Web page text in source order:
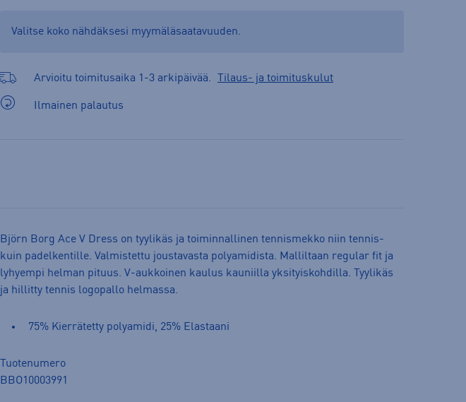
Valitse koko nähdäksesi myymäläsaatavuuden.
Arvioitu toimitusaika 1-3 arkipäivää. Tilaus- ja toimituskulut
Ilmainen palautus
Björn Borg Ace V Dress on tyylikäs ja toiminnallinen tennismekko niin tennis-
kuin padelkentille. Valmistettu joustavasta polyamidista. Malliltaan regular fit ja
lyhyempi helman pituus. V-aukkoinen kaulus kauniilla yksityiskohdilla. Tyylikäs
ja hillitty tennis logopallo helmassa.
75% Kierrätetty polyamidi, 25% Elastaani
Tuotenumero
BBO10003991